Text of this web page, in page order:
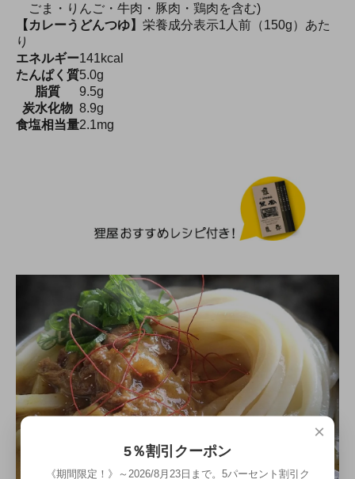
ごま・りんご・牛肉・豚肉・鶏肉を含む)
【カレーうどんつゆ】 栄養成分表示1人前（150g）あた
り
エネルギー141kcal
たんぱく質5.0g
脂質
9.5g
炭水化物 8.9g
食塩相当量2.1mg
×
5％割引クーポン
《期間限定！》～2026/8月23日まで。5パーセント割引ク